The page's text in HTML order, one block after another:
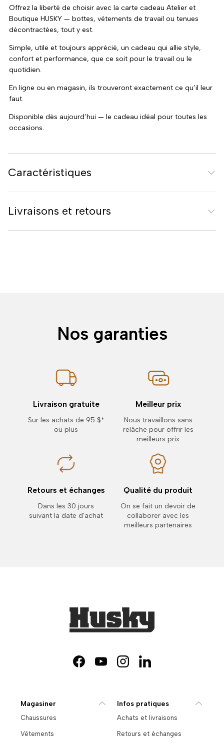
Offrez la liberté de choisir avec la carte cadeau Atelier et
Boutique HUSKY — bottes, vêtements de travail ou tenues
décontractées, tout y est.
Simple, utile et toujours apprécié, un cadeau qui allie style,
confort et performance, que ce soit pour le travail ou le
quotidien.
En ligne ou en magasin, ils trouveront exactement ce qu’il leur
faut.
Disponible dès aujourd’hui — le cadeau idéal pour toutes les
occasions.
Caractéristiques
Livraisons et retours
Nos garanties
Livraison gratuite
Sur les achats de 95 $*
ou plus
Meilleur prix
Nous travaillons sans
relâche pour offrir les
meilleurs prix
Retours et échanges
Dans les 30 jours
suivant la date d'achat
Qualité du produit
On se fait un devoir de
collaborer avec les
meilleurs partenaires
FacebookYouTubeInstagramLinkedIn
Magasiner
Chaussures
Vêtements
Infos pratiques
Achats et livraisons
Retours et échanges